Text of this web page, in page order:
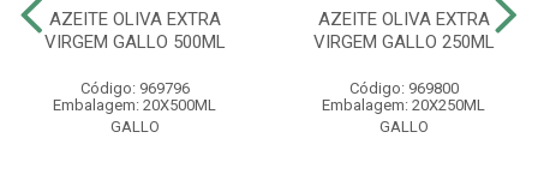
AZEITE OLIVA EXTRA
VIRGEM GALLO 500ML
Código: 969796
Embalagem: 20X500ML
GALLO
AZEITE OLIVA EXTRA
VIRGEM GALLO 250ML
Código: 969800
Embalagem: 20X250ML
GALLO